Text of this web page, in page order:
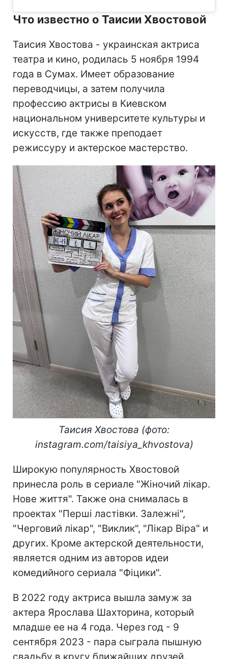
Что известно о Таисии Хвостовой
Таисия Хвостова - украинская актриса
театра и кино, родилась 5 ноября 1994
года в Сумах. Имеет образование
переводчицы, а затем получила
профессию актрисы в Киевском
национальном университете культуры и
искусств, где также преподает
режиссуру и актерское мастерство.
Таисия Хвостова (фото:
instagram.com/taisiya_khvostova)
Широкую популярность Хвостовой
принесла роль в сериале "Жіночий лікар.
Нове життя". Также она снималась в
проектах "Перші ластівки. Залежні",
"Черговий лікар", "Виклик", "Лікар Віра" и
других. Кроме актерской деятельности,
является одним из авторов идеи
комедийного сериала "Фіцики".
В 2022 году актриса вышла замуж за
актера Ярослава Шахторина, который
младше ее на 4 года. Через год - 9
сентября 2023 - пара сыграла пышную